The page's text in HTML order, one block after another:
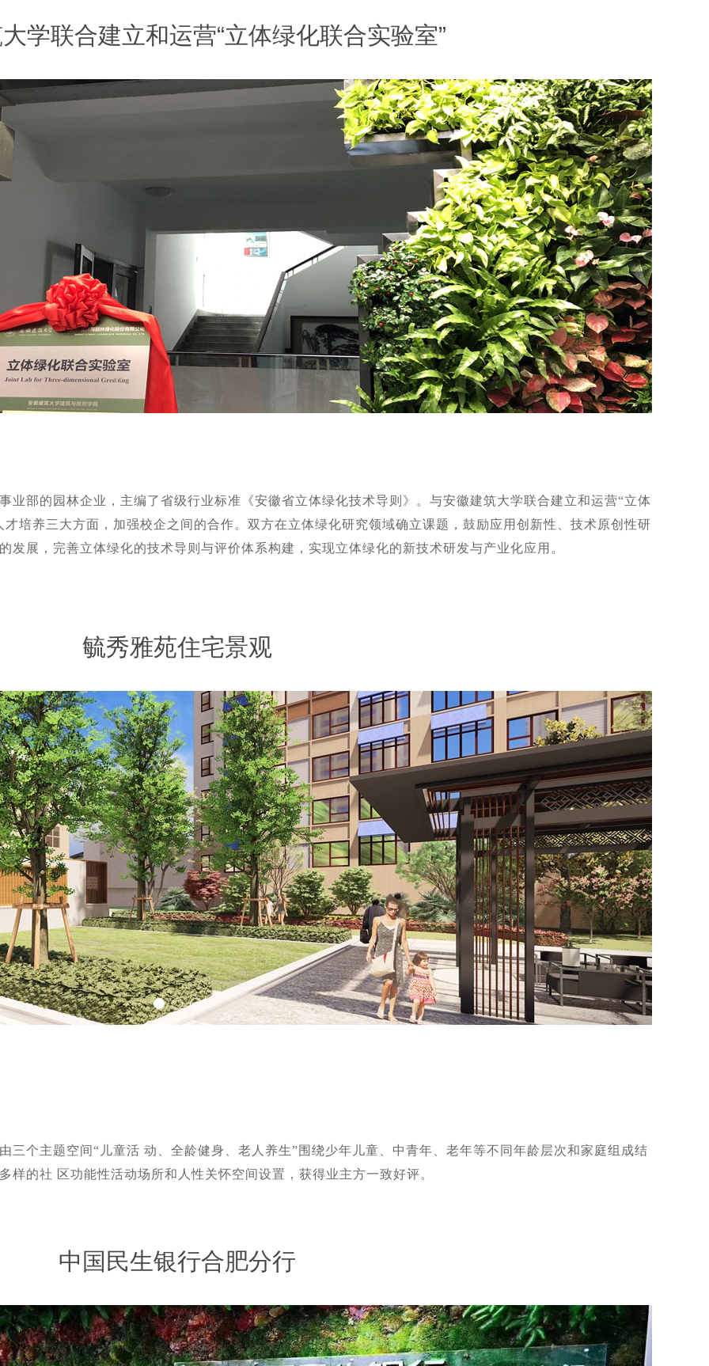
学联合建立和运营“立体绿化联合实验室”
业部的园林企业，主编了省级行业标准《安徽省立体绿化技术导则》。与安徽建筑大学联合建立和运营“立体
培养三大方面，加强校企之间的合作。双方在立体绿化研究领域确立课题，鼓励应用创新性、技术原创性研
发展，完善立体绿化的技术导则与评价体系构建，实现立体绿化的新技术研发与产业化应用。
毓秀雅苑住宅景观
三个主题空间“儿童活 动、全龄健身、老人养生”围绕少年儿童、中青年、老年等不同年龄层次和家庭组成结
样的社 区功能性活动场所和人性关怀空间设置，获得业主方一致好评。
中国民生银行合肥分行